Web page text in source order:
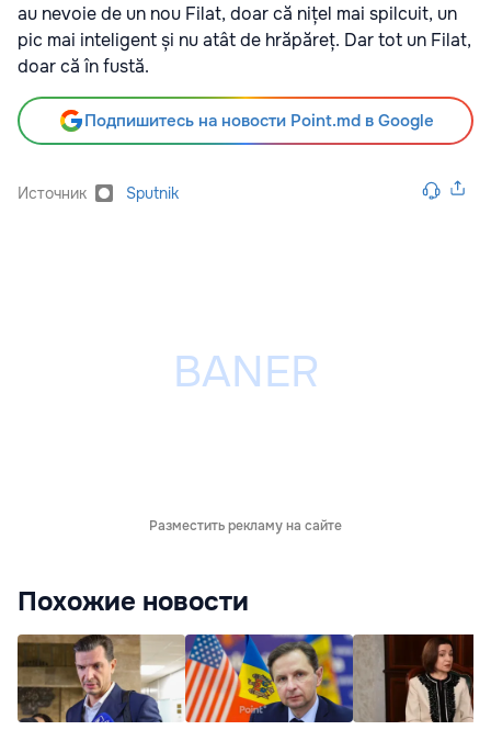
au nevoie de un nou Filat, doar că nițel mai spilcuit, un
pic mai inteligent și nu atât de hrăpăreț. Dar tot un Filat,
doar că în fustă.
Подпишитесь на новости Point.md в Google
Источник Sputnik
Разместить рекламу на сайте
Похожие новости